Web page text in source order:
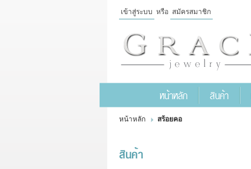
เข้าสู่ระบบ หรือ สมัครสมาชิก
หน้าหลัก สินค้า
หน้าหลัก สร้อยคอ
สินค้า